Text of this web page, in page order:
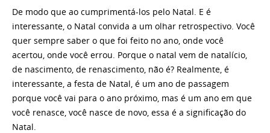
De modo que ao cumprimentá-los pelo Natal. E é
interessante, o Natal convida a um olhar retrospectivo. Você
quer sempre saber o que foi feito no ano, onde você
acertou, onde você errou. Porque o natal vem de natalício,
de nascimento, de renascimento, não é? Realmente, é
interessante, a festa de Natal, é um ano de passagem
porque você vai para o ano próximo, mas é um ano em que
você renasce, você nasce de novo, essa é a significação do
Natal.